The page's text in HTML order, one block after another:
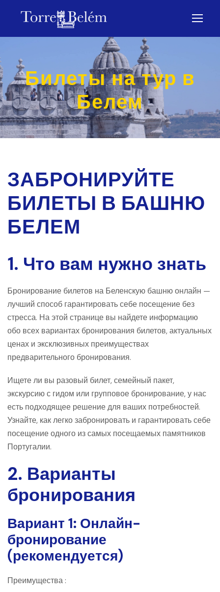
Билеты на тур в
Белем
ЗАБРОНИРУЙТЕ
БИЛЕТЫ В БАШНЮ
БЕЛЕМ
1. Что вам нужно знать
Бронирование билетов на Беленскую башню онлайн —
лучший способ гарантировать себе посещение без
стресса. На этой странице вы найдете информацию
обо всех вариантах бронирования билетов, актуальных
ценах и эксклюзивных преимуществах
предварительного бронирования.
Ищете ли вы разовый билет, семейный пакет,
экскурсию с гидом или групповое бронирование, у нас
есть подходящее решение для ваших потребностей.
Узнайте, как легко забронировать и гарантировать себе
посещение одного из самых посещаемых памятников
Португалии.
2. Варианты
бронирования
Вариант 1: Онлайн-
бронирование
(рекомендуется)
Преимущества :